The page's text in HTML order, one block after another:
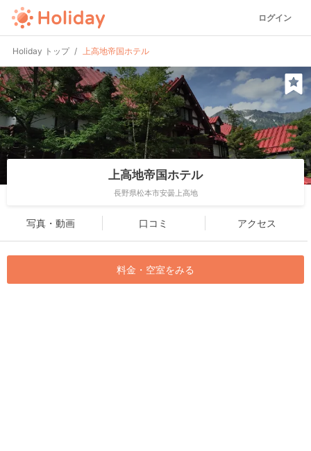
ログイン
Holiday トップ 上高地帝国ホテル
上高地帝国ホテル
長野県松本市安曇上高地
写真・動画 口コミ アクセス
料金・空室をみる